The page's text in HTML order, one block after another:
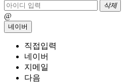
삭제
@
네이버
직접입력
네이버
지메일
다음